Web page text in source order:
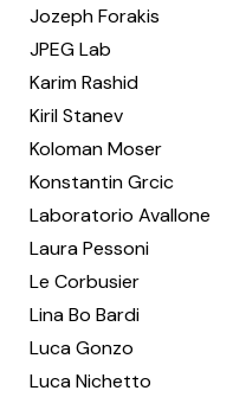
Jozeph Forakis
JPEG Lab
Karim Rashid
Kiril Stanev
Koloman Moser
Konstantin Grcic
Laboratorio Avallone
Laura Pessoni
Le Corbusier
Lina Bo Bardi
Luca Gonzo
Luca Nichetto